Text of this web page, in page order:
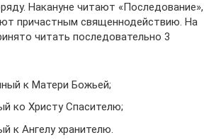
Накануне читают «Последование»,
причастным священнодействию. На
читать последовательно 3
к Матери Божьей;
ко Христу Спасителю;
к Ангелу хранителю.